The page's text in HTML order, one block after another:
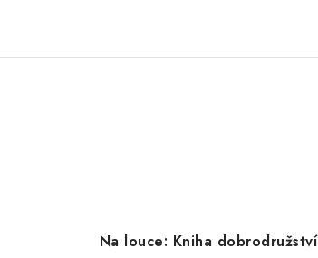
Na louce: Kniha dobrodružství